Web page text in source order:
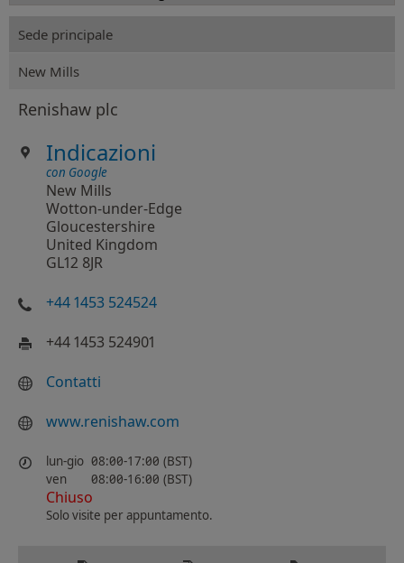
Sede principale
New Mills
Renishaw plc
Indicazioni
con Google
New Mills
Wotton-under-Edge
Gloucestershire
United Kingdom
GL12 8JR
+44 1453 524524
+44 1453 524901
Contatti
www.renishaw.com
lun-gio 08:00-17:00 (BST)
ven
08:00-16:00 (BST)
Chiuso
Solo visite per appuntamento.